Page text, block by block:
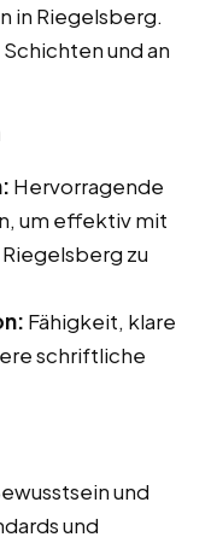
in Riegelsberg.
und an
Hervorragende
um effektiv mit
zu
Fähigkeit, klare
schriftliche
und
und